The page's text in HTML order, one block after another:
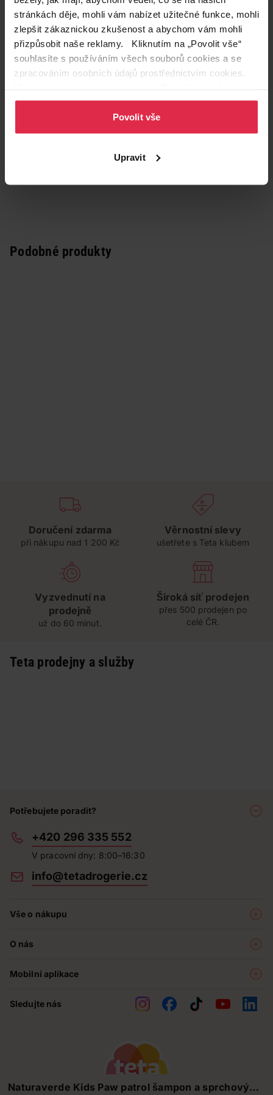
stránkách děje, mohli vám nabízet užitečné funkce, mohli
zlepšit zákaznickou zkušenost a abychom vám mohli
přizpůsobit naše reklamy. Kliknutím na „Povolit vše“
souhlasíte s používáním všech souborů cookies a se
zpracováním osobních údajů prostřednictvím cookies.
osobních údajů.
Povolit vše
Upravit
Naturaverde Kids Paw patrol šampon a sprchový
Zákazníci také často nakupují
Podobné produkty
Doručení zdarma
při nákupu nad 1 200 Kč
Věrnostní slevy
ušetřete s Teta klubem
Vyzvednutí na
prodejně
už do 60 minut.
Široká síť prodejen
přes 500 prodejen po
celé ČR.
Teta prodejny a služby
Potřebujete poradit?
+420 296 335 552
V pracovní dny: 8:00–16:30
info@tetadrogerie.cz
Vše o nákupu
Prodejny
Obchodní podmínky
O nás
Teta pomáhá
Kontakty
Mobilní aplikace
Sledujte nás